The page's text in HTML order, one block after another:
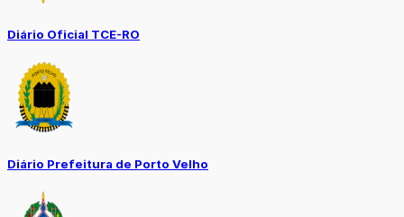
Diário Oficial TCE-RO
Diário Prefeitura de Porto Velho